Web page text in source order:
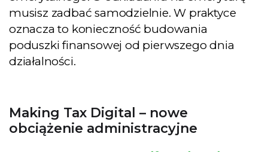
musisz zadbać samodzielnie. W praktyce
oznacza to konieczność budowania
poduszki finansowej od pierwszego dnia
działalności.
Making Tax Digital – nowe
obciążenie administracyjne